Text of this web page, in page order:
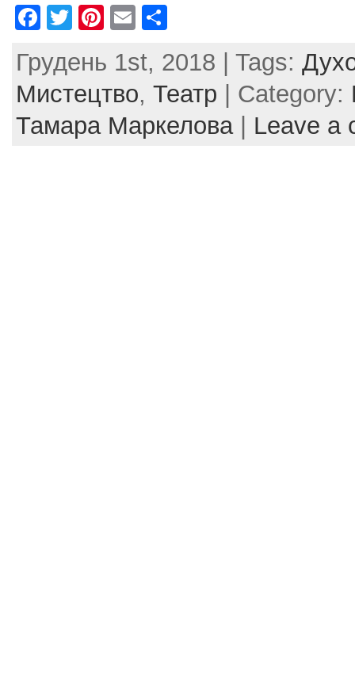
F
c
e
b
o
T
itt
er
Pi
er
e
st
E
ai
l
ar
e
Грудень 1st, 2018 | Tags:
Мистецтво, Театр | Category:
Тамара Маркелова| Leave a